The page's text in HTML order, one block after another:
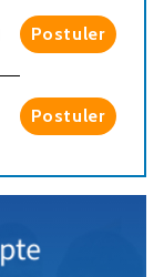
Postuler
Postuler